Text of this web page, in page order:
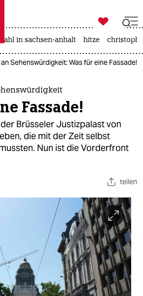
taz zahl ich
zahl ich

taz zahl ich
in sachsen-anhalt hitze
Sehenswürdigkeit: Was für eine Fassade!
Fassade!
Brüsseler Justizpalast von
die mit der Zeit selbst
Nun ist die Vorderfront
teilen